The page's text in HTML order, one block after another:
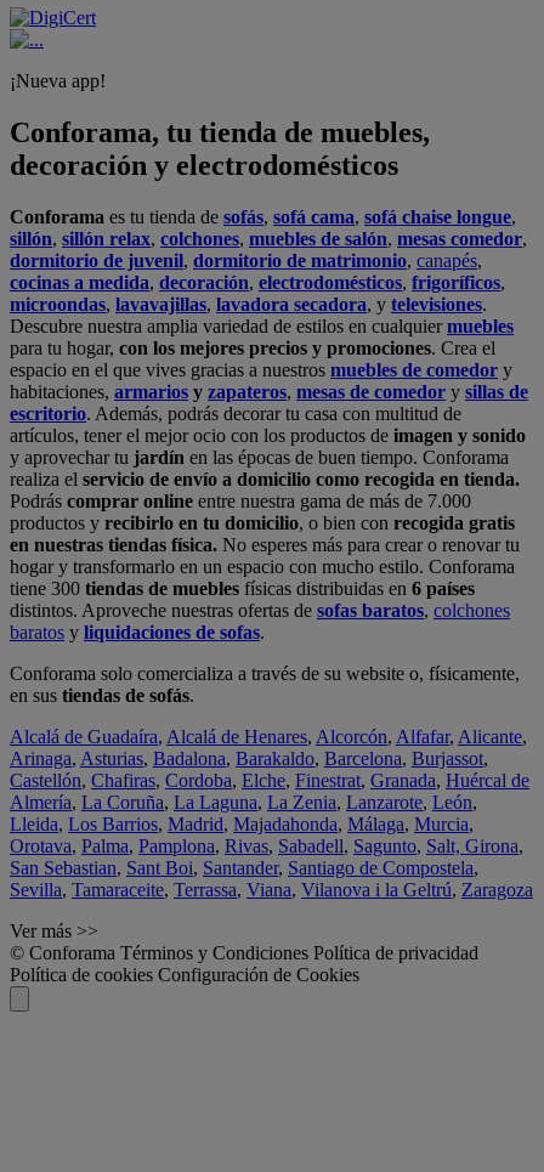
¡Nueva app!
Conforama, tu tienda de muebles,
decoración y electrodomésticos
Conforama es tu tienda de sofás, sofá cama, sofá chaise longue,
sillón, sillón relax, colchones, muebles de salón, mesas comedor,
dormitorio de juvenil, dormitorio de matrimonio, canapés,
cocinas a medida, decoración, electrodomésticos, frigoríficos,
microondas, lavavajillas, lavadora secadora, y televisiones.
Descubre nuestra amplia variedad de estilos en cualquiermuebles
para tu hogar, con los mejores precios y promociones. Crea el
espacio en el que vives gracias a nuestros muebles de comedor y
habitaciones, armarios y zapateros, mesas de comedor y sillas de
escritorio. Además, podrás decorar tu casa con multitud de
artículos, tener el mejor ocio con los productos de imagen y sonido
y aprovechar tu jardín en las épocas de buen tiempo. Conforama
realiza el servicio de envío a domicilio como recogida en tienda.
Podrás comprar online entre nuestra gama de más de 7.000
productos y recibirlo en tu domicilio, o bien con recogida gratis
en nuestras tiendas física. No esperes más para crear o renovar tu
hogar y transformarlo en un espacio con mucho estilo. Conforama
tiene 300 tiendas de muebles físicas distribuidas en 6 países
distintos. Aproveche nuestras ofertas de sofas baratos, colchones
baratos y liquidaciones de sofas.
Conforama solo comercializa a través de su website o, físicamente,
en sus tiendas de sofás.
Alcalá de Guadaíra, Alcalá de Henares, Alcorcón, Alfafar, Alicante,
Arinaga, Asturias, Badalona, Barakaldo, Barcelona, Burjassot,
Castellón, Chafiras, Cordoba, Elche, Finestrat, Granada, Huércal de
Almería, La Coruña, La Laguna, La Zenia, Lanzarote, León,
Lleida, Los Barrios, Madrid, Majadahonda, Málaga, Murcia,
Orotava, Palma, Pamplona, Rivas, Sabadell, Sagunto, Salt, Girona,
San Sebastian, Sant Boi, Santander, Santiago de Compostela,
Sevilla, Tamaraceite, Terrassa, Viana, Vilanova i la Geltrú, Zaragoza
Ver más >>
© Conforama Términos y Condiciones Política de privacidad
Política de cookies Configuración de Cookies